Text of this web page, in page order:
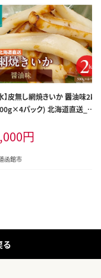
】皮無し網焼きいか 醤油味2k
パック) 北海道直送_H
円
函館市
る